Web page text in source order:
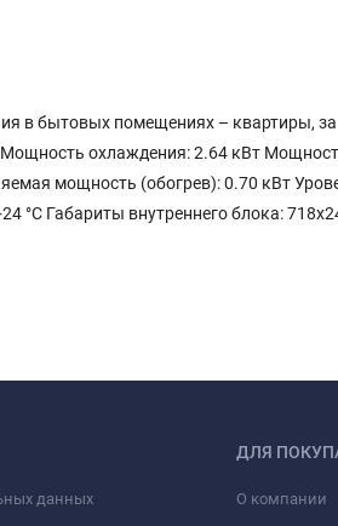
в бытовых помещениях – квартиры,
охлаждения: 2.64 кВт
мощность (обогрев): 0.70 кВт
°С Габариты внутреннего блока:
данных
ДЛЯ
О компании